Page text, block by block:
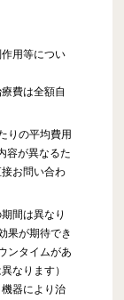
作用等につい
費は全額自
りの平均費用
容が異なるた
お問い合わ
間は異なり
果が期待でき
ンタイムがあ
なります）
器により治